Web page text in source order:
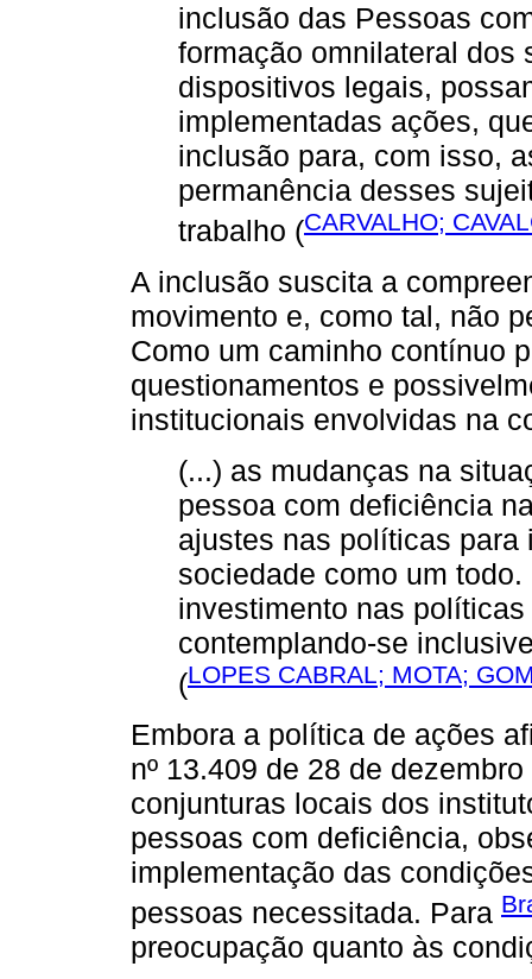
inclusão das Pessoas
formação omnilateral dos
dispositivos legais,
implementadas ações,
inclusão para, com isso,
permanência desses
trabalho (CARVALHO;
A inclusão suscita a
movimento e, como tal, não
Como um caminho contínuo
questionamentos e
institucionais envolvidas na
(...) as mudanças na
pessoa com deficiência
ajustes nas políticas
sociedade como um
investimento nas
contemplando-se
(LOPES CABRAL; MOTA;
Embora a política de ações
nº 13.409 de 28 de
conjunturas locais dos
pessoas com deficiência,
implementação das
pessoas necessitada. Para
preocupação quanto às